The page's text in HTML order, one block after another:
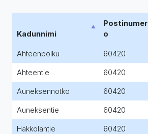
Kadunnimi
Postinumer
o
Ahteenpolku 60420
Ahteentie 60420
Auneksennotko 60420
Auneksentie 60420
Hakkolantie 60420